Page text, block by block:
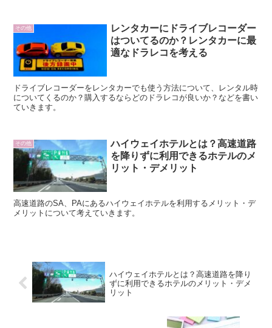
その他
レンタカーにドライブレコーダー
はついてるのか？レンタカーに最
適なドラレコを考える
ドライブレコーダーをレンタカーでも使う方法について、レンタル時
についてくるのか？購入するならどのドラレコが良いか？などを書い
ていきます。
その他
ハイウェイホテルとは？高速道路
を降りずに利用できるホテルのメ
リット・デメリット
高速道路のSA、PAにあるハイウェイホテルを利用するメリット・デ
メリットについて考えていきます。
ハイウェイホテルとは？高速道路を降り
ずに利用できるホテルのメリット・デメ
リット